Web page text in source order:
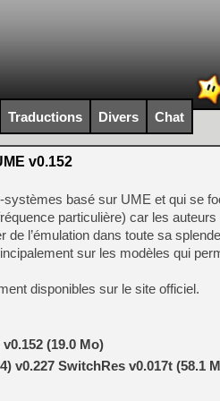
Traductions Divers Chat
v0.152
basé sur UME et qui se
particulière) car les
de l’émulation dans toute sa
sur les modèles qui
disponibles sur le site officiel.
(19.0 Mo)
v0.227 SwitchRes v0.017t (58.1